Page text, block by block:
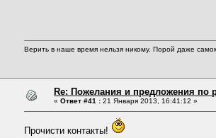
Верить в наше время нельзя никому. Порой даже
Re: Пожелания и предложения по
« Ответ #41 : 21 Января 2013, 16:41:12 »
Прочисти контакты!